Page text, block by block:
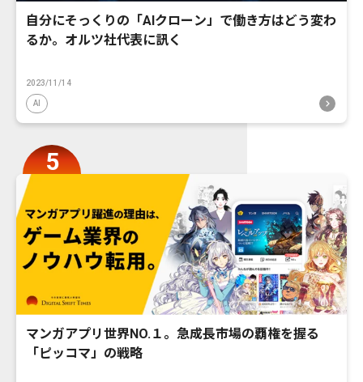
自分にそっくりの「AIクローン」で働き方はどう変わ
るか。オルツ社代表に訊く
2023/11/14
AI
マンガアプリ世界NO.１。急成長市場の覇権を握る
「ピッコマ」の戦略